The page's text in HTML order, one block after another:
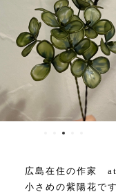
広島在住の作家
小さめの紫陽花です